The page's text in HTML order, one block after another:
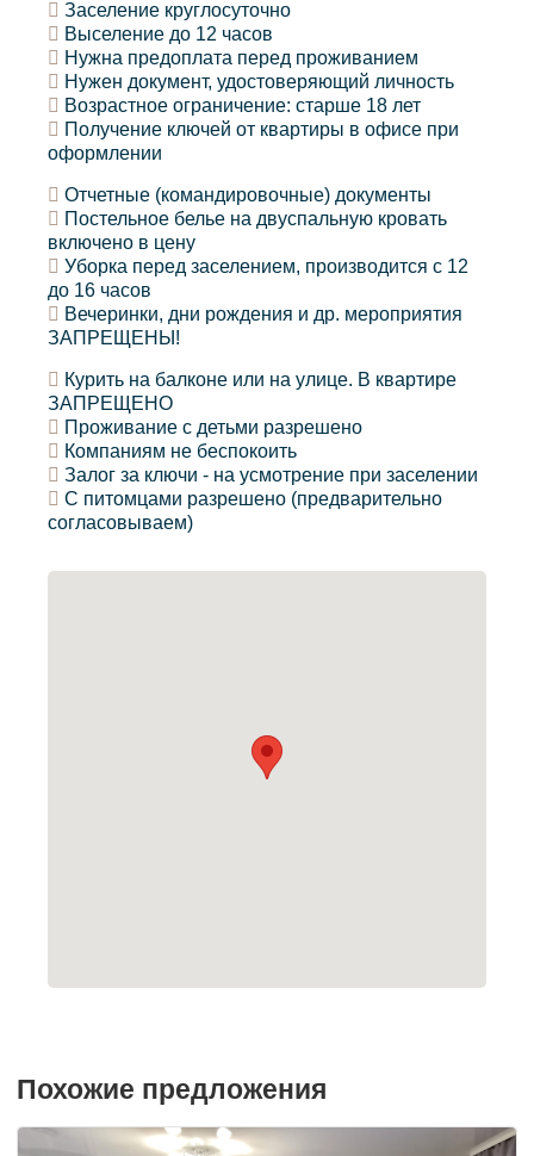
Заселение круглосуточно
Выселение до 12 часов
Нужна предоплата перед проживанием
Нужен документ, удостоверяющий личность
Возрастное ограничение: старше 18 лет
Получение ключей от квартиры в офисе при
оформлении
Отчетные (командировочные) документы
Постельное белье на двуспальную кровать
включено в цену
Уборка перед заселением, производится с 12
до 16 часов
Вечеринки, дни рождения и др. мероприятия
ЗАПРЕЩЕНЫ!
Курить на балконе или на улице. В квартире
ЗАПРЕЩЕНО
Проживание с детьми разрешено
Компаниям не беспокоить
Залог за ключи - на усмотрение при заселении
С питомцами разрешено (предварительно
согласовываем)
Похожие предложения